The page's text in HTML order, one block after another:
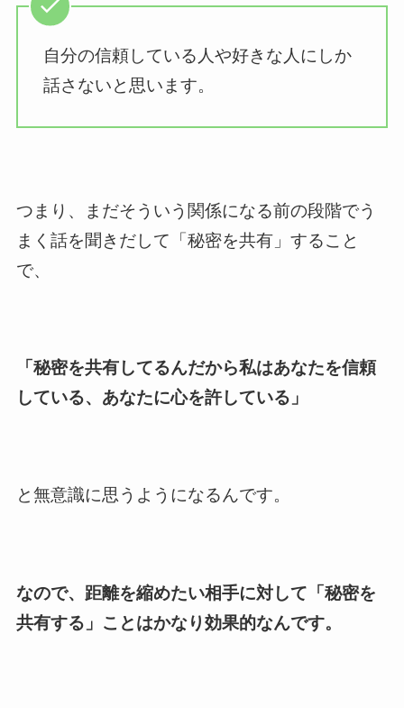
自分の信頼している人や好きな人にしか
話さないと思います。
つまり、まだそういう関係になる前の段階でう
まく話を聞きだして「秘密を共有」すること
で、
「秘密を共有してるんだから私はあなたを信頼
している、あなたに心を許している」
と無意識に思うようになるんです。
なので、距離を縮めたい相手に対して「秘密を
共有する」ことはかなり効果的なんです。